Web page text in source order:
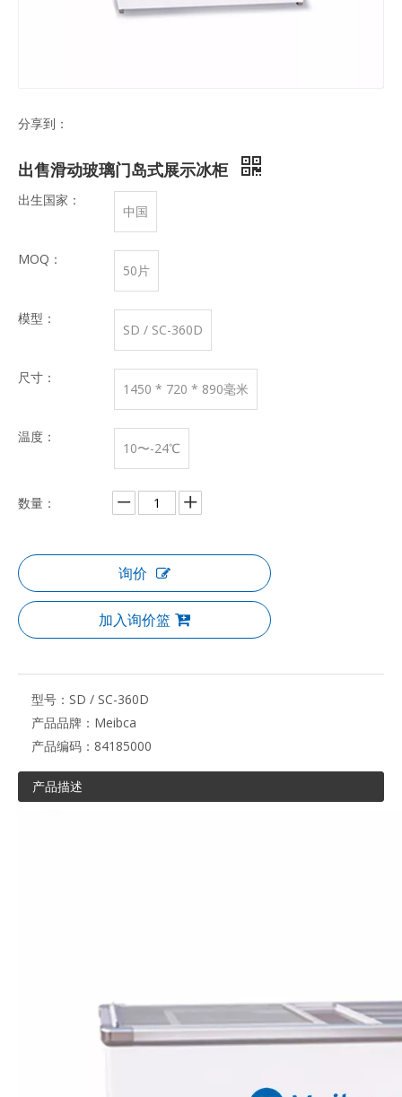
分享到：
出售滑动玻璃门岛式展示冰柜
出生国家：
中国
MOQ：
50片
模型：
SD / SC-360D
尺寸：
1450 * 720 * 890毫米
温度：
10〜-24℃
数量：
询价
加入询价篮
型号： SD / SC-360D
产品品牌： Meibca
产品编码： 84185000
产品描述